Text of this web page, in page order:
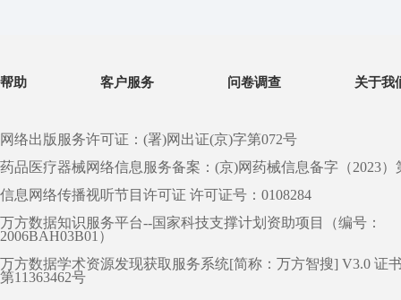
帮助 客户服务 问卷调查 关于我
网络出版服务许可证：(署)网出证(京)字第072号
药品医疗器械网络信息服务备案：(京)网药械信息备字（2023）
信息网络传播视听节目许可证 许可证号：0108284
万方数据知识服务平台--国家科技支撑计划资助项目（编号：
2006BAH03B01）
万方数据学术资源发现获取服务系统[简称：万方智搜] V3.0 证
第11363462号